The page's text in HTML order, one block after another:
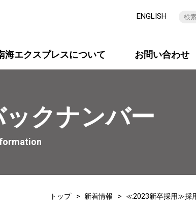
ENGLISH
海エクスプレスについて お問い合わせ
クナンバー
トップ 新着情報 ≪2023新卒採用≫採